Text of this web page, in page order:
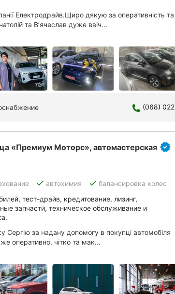
Електродрайв.Щиро дякую за оперативність та
та Вʼячеслав дуже ввіч...
(068) 022
«Премиум Моторс», автомастерская
done автохимия done балансировка колес
тест-драйв, кредитование, лизинг,
запчасти, техническое обслуживание и
Сергію за надану допомогу в покупці автомобіля
оперативно, чітко та мак...